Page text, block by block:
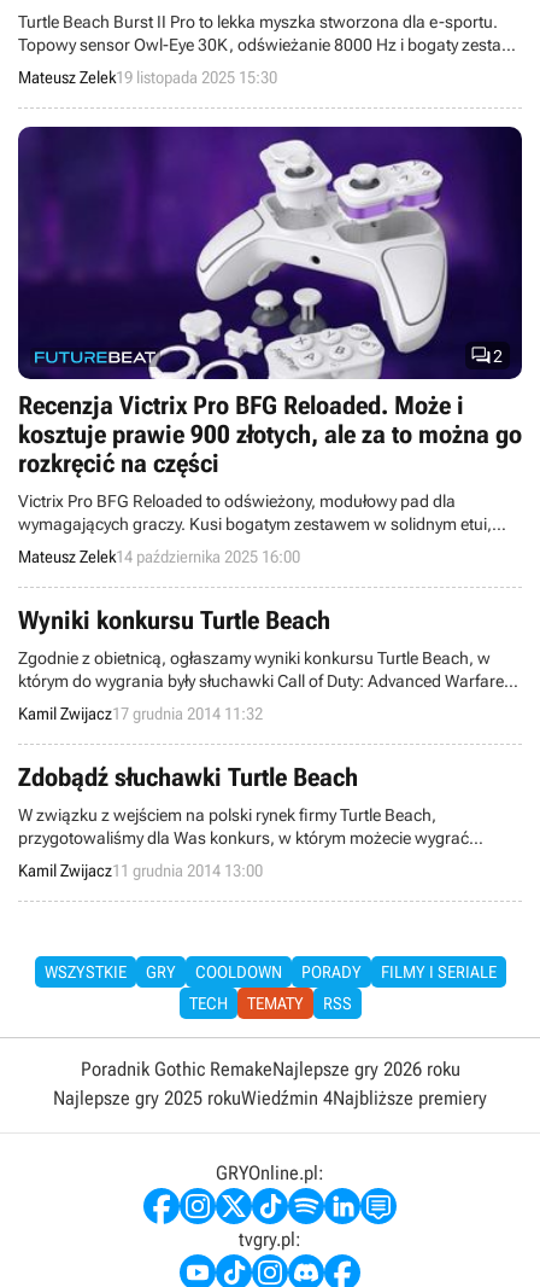
Turtle Beach Burst II Pro to lekka myszka stworzona dla e-sportu.
Topowy sensor Owl-Eye 30K, odświeżanie 8000 Hz i bogaty zestaw
akcesoriów robią wrażenie. Niestety, świetne parametry psuje
plastikowy scroll, toporne oprogramowanie i wysoka cena.
Mateusz Zelek19 listopada 2025 15:30
2
Recenzja Victrix Pro BFG Reloaded. Może i
kosztuje prawie 900 złotych, ale za to można go
rozkręcić na części
Victrix Pro BFG Reloaded to odświeżony, modułowy pad dla
wymagających graczy. Kusi bogatym zestawem w solidnym etui,
świetną personalizacją i długim czasem pracy na baterii. Niestety do
ideału nieco zabrakło.
Mateusz Zelek14 października 2025 16:00
Wyniki konkursu Turtle Beach
Zgodnie z obietnicą, ogłaszamy wyniki konkursu Turtle Beach, w
którym do wygrania były słuchawki Call of Duty: Advanced Warfare
Ear Force Sentinel Task Force. Nagroda przypadła użytkownikowi o
ksywce Matysiak G.
Kamil Zwijacz17 grudnia 2014 11:32
Zdobądź słuchawki Turtle Beach
W związku z wejściem na polski rynek firmy Turtle Beach,
przygotowaliśmy dla Was konkurs, w którym możecie wygrać
słuchawki tej firmy, inspirowane grą Call of Duty: Advanced Warfare.
Jednocześnie w najbliższym przeglądzie tygodnia w serwisie tvgry.pl
zorganizujemy drugi konkurs, w którym będziecie mieć szansę na
Kamil Zwijacz11 grudnia 2014 13:00
WSZYSTKIE GRY COOLDOWN PORADY
FILMY I SERIALE
TECH
TEMATY RSS
Poradnik Gothic RemakeNajlepsze gry 2026 roku
Najlepsze gry 2025 rokuWiedźmin 4Najbliższe premiery
GRYOnline.pl:
tvgry.pl: